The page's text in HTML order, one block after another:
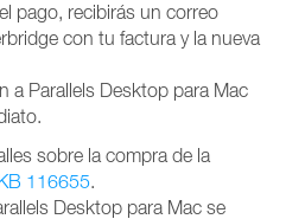
pago, recibirás un correo
con tu factura y la nueva
a Parallels Desktop para Mac
sobre la compra de la
116655.
Desktop para Mac se